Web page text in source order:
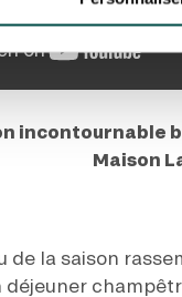
incontournable
Maison
de la saison
déjeuner